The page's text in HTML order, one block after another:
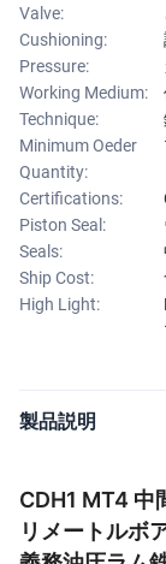
Valve:
Cushioning:
Pressure:
Working Medium:
Technique:
Minimum Oeder
Quantity:
Certifications:
Piston Seal:
Seals:
Ship Cost:
High Light:
製品説明
CDH1 MT4 中
リメートルボ